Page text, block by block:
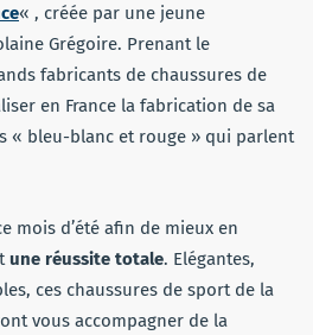
« , créée par une jeune
Grégoire. Prenant le
fabricants de chaussures de
en France la fabrication de sa
« bleu-blanc et rouge » qui parlent
mois d’été afin de mieux en
une réussite totale. Elégantes,
ces chaussures de sport de la
vous accompagner de la